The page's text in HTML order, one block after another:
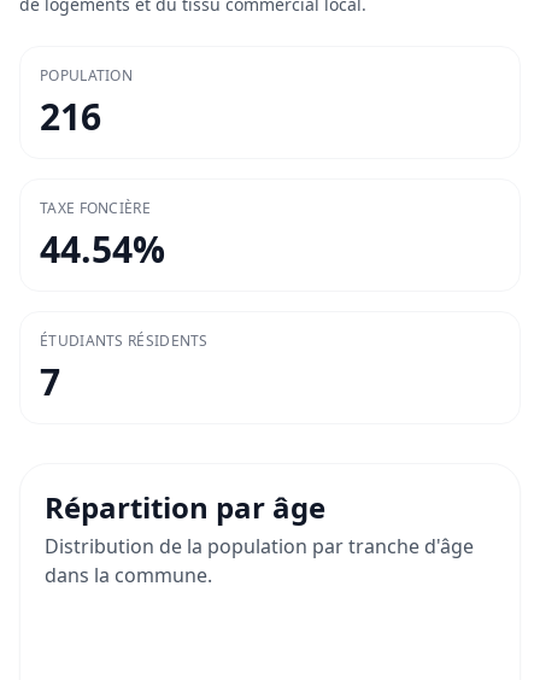
de logements et du tissu commercial local.
POPULATION
216
TAXE FONCIÈRE
44.54%
ÉTUDIANTS RÉSIDENTS
7
Répartition par âge
Distribution de la population par tranche d'âge
dans la commune.